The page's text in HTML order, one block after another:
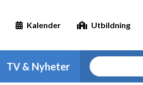
Kalender Utbildning
TV & Nyheter